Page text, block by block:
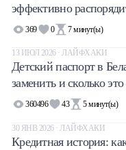
эффективно
369 0 7минут(ы)
13 ИЮЛ 2026 · ЛАЙФХАКИ
Детский паспорт в
заменить и сколько
360496 43 5минут(ы)
30 ЯНВ 2026 · ЛАЙФХАКИ
Кредитная история: